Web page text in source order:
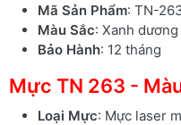
Mã Sản Phẩm: TN-
Màu Sắc: Xanh dương
Bảo Hành: 12 tháng
Mực TN 263 -
Loại Mực: Mực laser